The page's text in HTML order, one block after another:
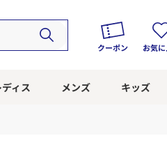
クーポン お気に
ディス メンズ キッズ